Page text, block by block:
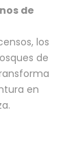
de
los
de
en